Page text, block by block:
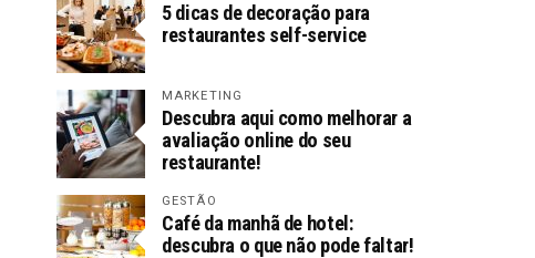
5 dicas de decoração para
restaurantes self-service
MARKETING
Descubra aqui como melhorar a
avaliação online do seu
restaurante!
GESTÃO
Café da manhã de hotel:
descubra o que não pode faltar!